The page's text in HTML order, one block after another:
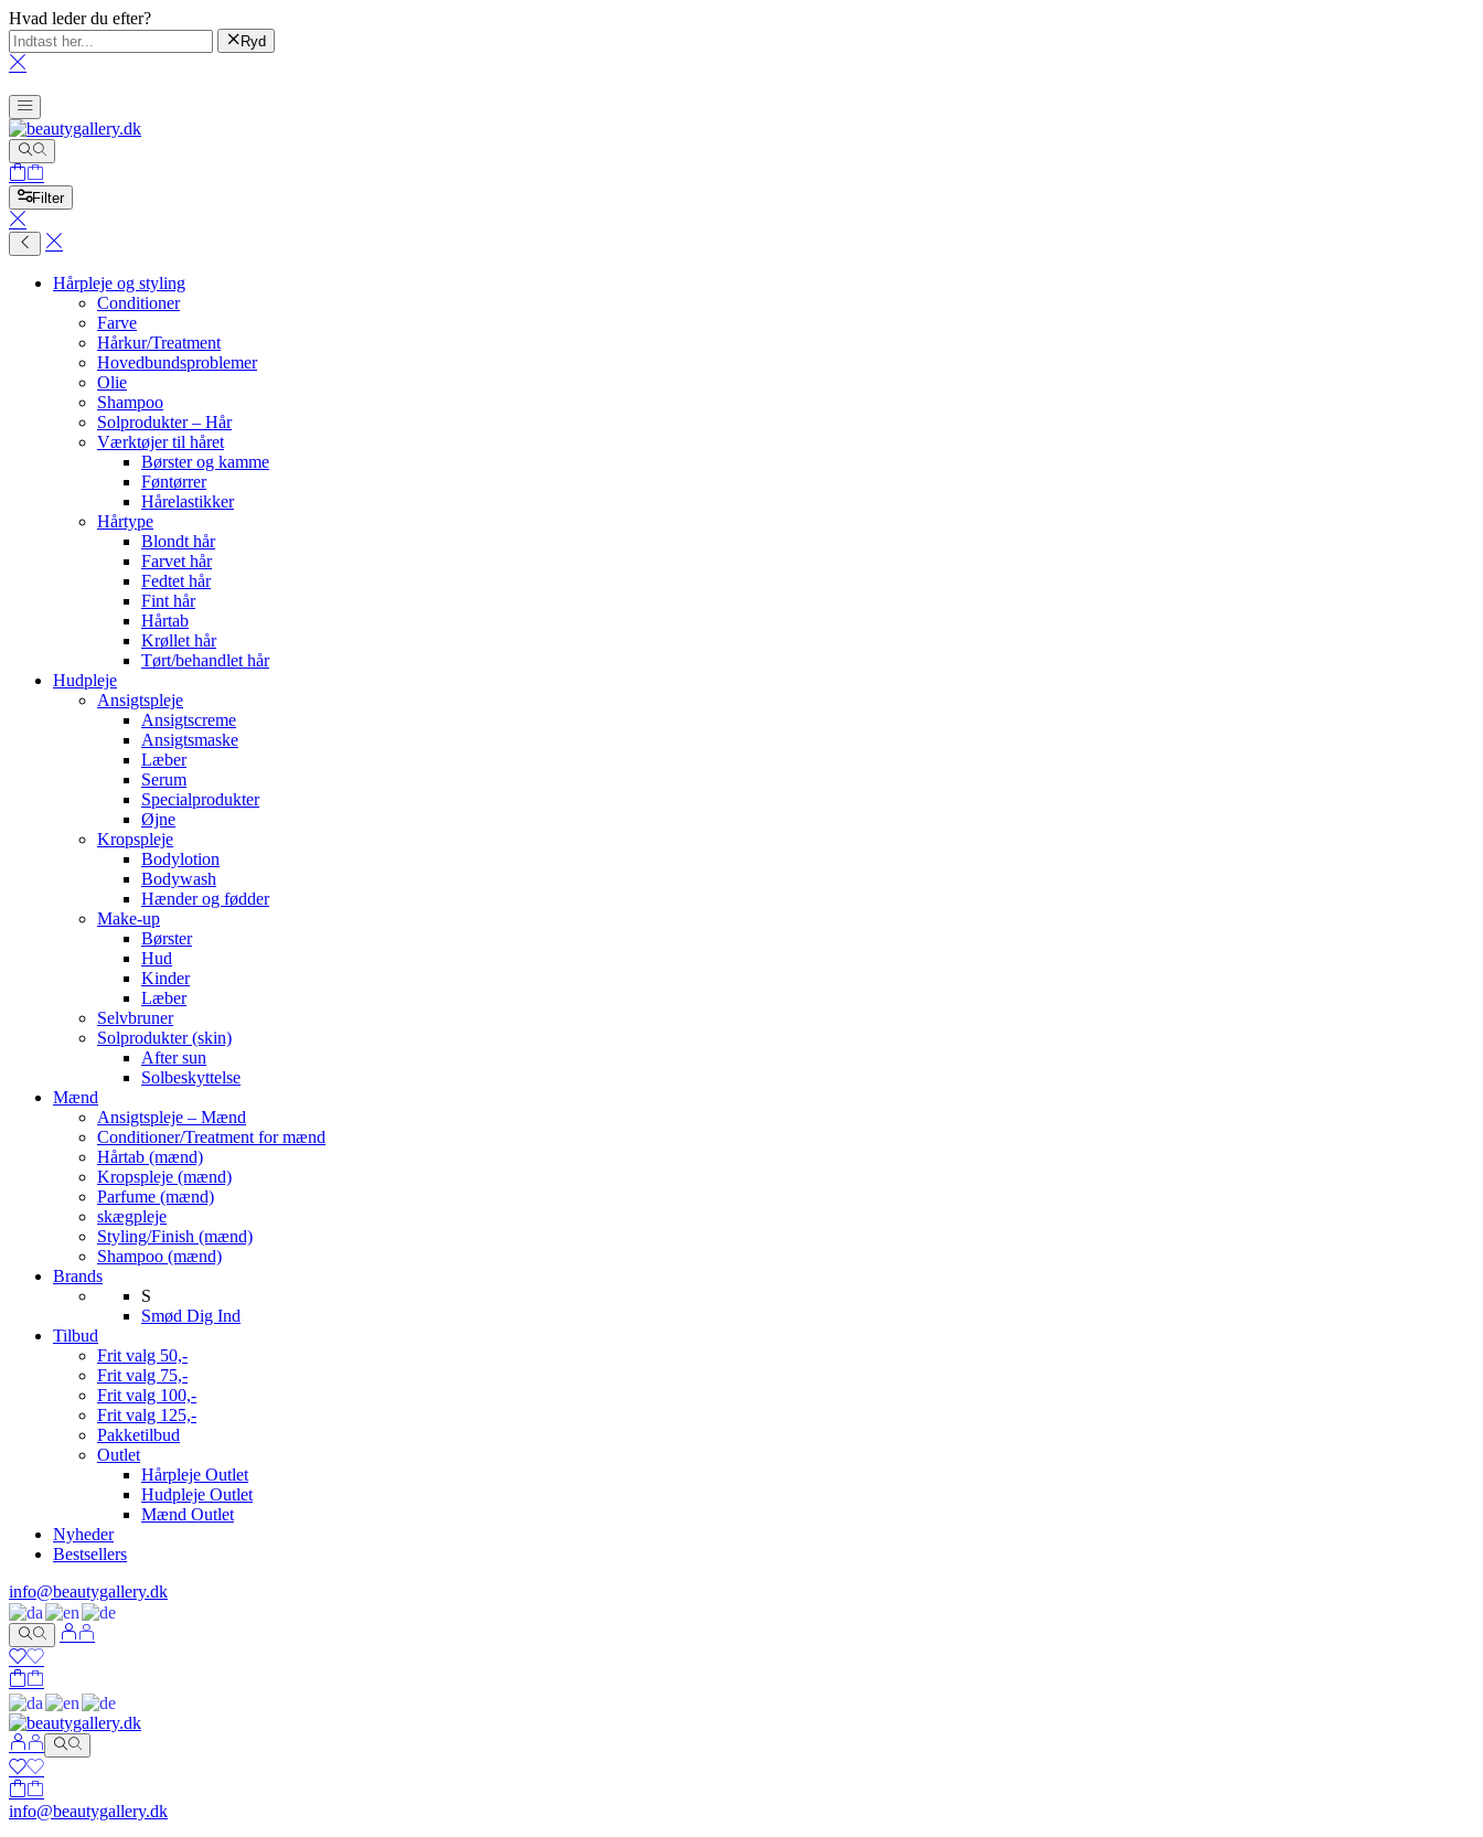
Hvad leder du efter?
Ryd
Filter
Hårpleje og styling
Conditioner
Farve
Hårkur/Treatment
Hovedbundsproblemer
Olie
Shampoo
Solprodukter – Hår
Værktøjer til håret
Børster og kamme
Føntørrer
Hårelastikker
Hårtype
Blondt hår
Farvet hår
Fedtet hår
Fint hår
Hårtab
Krøllet hår
Tørt/behandlet hår
Hudpleje
Ansigtspleje
Ansigtscreme
Ansigtsmaske
Læber
Serum
Specialprodukter
Øjne
Kropspleje
Bodylotion
Bodywash
Hænder og fødder
Make-up
Børster
Hud
Kinder
Læber
Selvbruner
Solprodukter (skin)
After sun
Solbeskyttelse
Mænd
Ansigtspleje – Mænd
Conditioner/Treatment for mænd
Hårtab (mænd)
Kropspleje (mænd)
Parfume (mænd)
skægpleje
Styling/Finish (mænd)
Shampoo (mænd)
Brands
S
Smød Dig Ind
Tilbud
Frit valg 50,-
Frit valg 75,-
Frit valg 100,-
Frit valg 125,-
Pakketilbud
Outlet
Hårpleje Outlet
Hudpleje Outlet
Mænd Outlet
Nyheder
Bestsellers
info@beautygallery.dk
info@beautygallery.dk